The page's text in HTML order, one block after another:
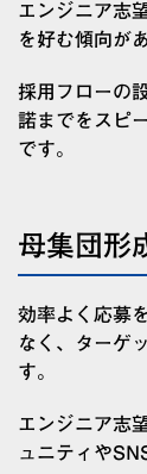
エンジニア志
を好む傾向が
採用フローの
諾までをスピ
です。
母集団形
効率よく応募
なく、ターゲ
す。
エンジニア志
ュニティや